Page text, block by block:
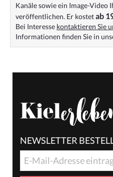
Kanäle sowie ein Image-Video
veröffentlichen. Er kostetab
Bei Interesse kontaktieren Sie
Informationen finden Sie in
NEWSLETTER